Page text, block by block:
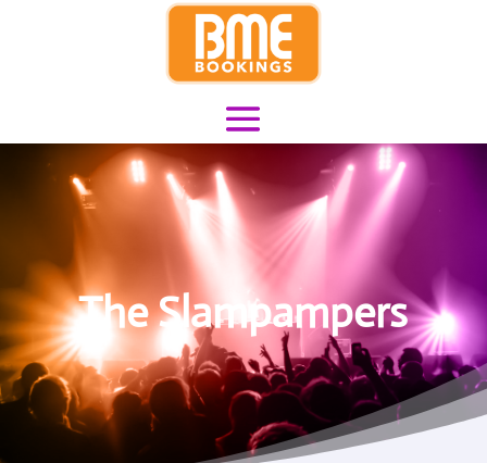
The Slampampers